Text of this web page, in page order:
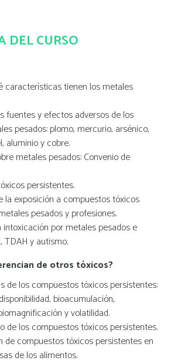
DEL CURSO
características tienen los metales
fuentes y efectos adversos de los
pesados: plomo, mercurio, arsénico,
aluminio y cobre.
metales pesados: Convenio de
persistentes.
la exposición a compuestos tóxicos
pesados y profesiones.
intoxicación por metales pesados e
TDAH y autismo.
de otros tóxicos?
de los compuestos tóxicos persistentes:
bioacumulación,
y volatilidad.
de los compuestos tóxicos persistentes.
de compuestos tóxicos persistentes en
de los alimentos.